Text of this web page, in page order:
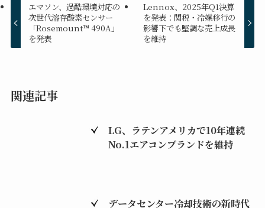
エマソン、過酷環境対応の
次世代溶存酸素センサー
「Rosemount™ 490A」
を発表
Lennox、2025年Q1決算
を発表：関税・冷媒移行の
影響下でも堅調な売上成長
を維持
関連記事
LG、ラテンアメリカで10年連続
No.1エアコンブランドを維持
データセンター冷却技術の新時代